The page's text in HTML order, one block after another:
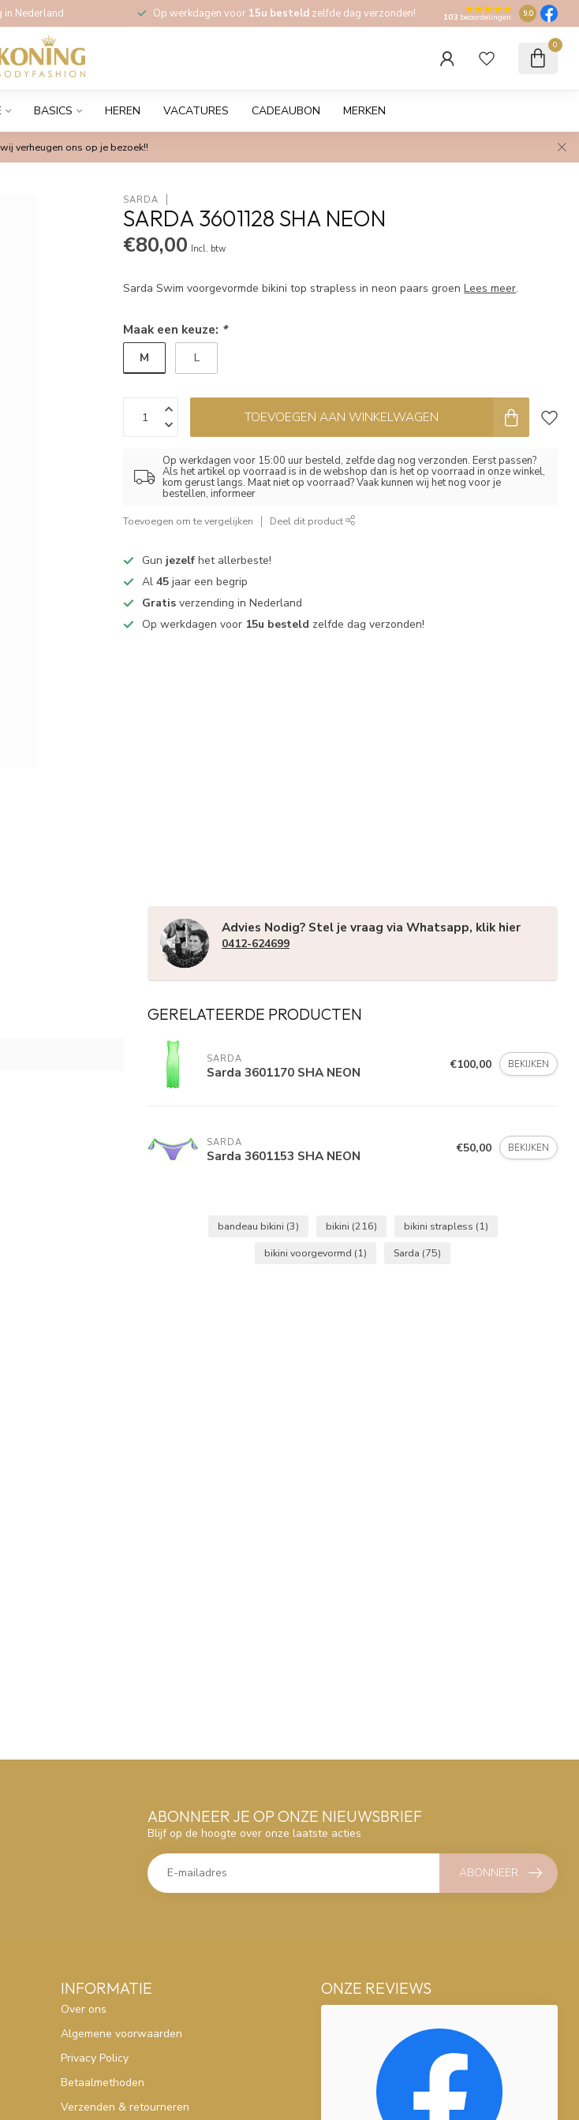
in Nederland Op werkdagen voor 15u besteld zelfde dag verzonden! 103 beoordelingen 9.0
0
BASICS HEREN VACATURES CADEAUBON MERKEN
verheugen ons op je bezoek!!
SARDA
SARDA 3601128 SHA NEON
€80,00 Incl. btw
Sarda Swim voorgevormde bikini top strapless in neon paars groenLees meer.
Maak een keuze: *
M L
TOEVOEGEN AAN WINKELWAGEN
Op werkdagen voor 15:00 uur besteld, zelfde dag nog verzonden. Eerst passen?
Als het artikel op voorraad is in de webshop dan is het op voorraad in onze winkel,
kom gerust langs. Maat niet op voorraad? Vaak kunnen wij het nog voor je
bestellen, informeer
Toevoegen om te vergelijken Deel dit product
Gun jezelf het allerbeste!
Al45 jaar een begrip
Gratis verzending in Nederland
Op werkdagen voor 15u besteld zelfde dag verzonden!
Advies Nodig? Stel je vraag via Whatsapp, klik hier
0412-624699
GERELATEERDE PRODUCTEN
SARDA
Sarda 3601170 SHA NEON €100,00 BEKIJKEN
SARDA
Sarda 3601153 SHA NEON €50,00 BEKIJKEN
bandeau bikini (3) bikini (216) bikini strapless (1)
bikini voorgevormd (1) Sarda (75)
ABONNEER JE OP ONZE NIEUWSBRIEF
Blijf op de hoogte over onze laatste acties
ABONNEER
INFORMATIE
Over ons
Algemene voorwaarden
Privacy Policy
Betaalmethoden
Verzenden & retourneren
ONZE REVIEWS